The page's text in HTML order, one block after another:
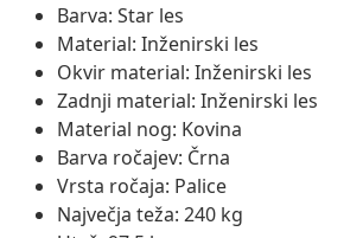
Barva: Star les
Material: Inženirski les
Okvir material: Inženirski les
Zadnji material: Inženirski les
Material nog: Kovina
Barva ročajev: Črna
Vrsta ročaja: Palice
Največja teža: 240 kg